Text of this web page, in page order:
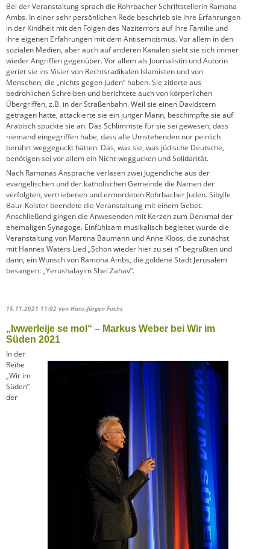
Bei der Veranstaltung sprach die Rohrbacher Schriftstellerin Ramona
Ambs. In einer sehr persönlichen Rede beschrieb sie ihre Erfahrungen
in der Kindheit mit den Folgen des Naziterrors auf ihre Familie und
ihre eigenen Erfahrungen mit dem Antisemitismus. Vor allem in den
sozialen Medien, aber auch auf anderen Kanälen sieht sie sich immer
wieder Angriffen gegenüber. Vor allem als Journalistin und Autorin
geriet sie ins Visier von Rechtsradikalen Islamisten und von
Menschen, die „nichts gegen Juden“ haben. Sie zitierte aus
bedrohlichen Schreiben und berichtete auch von körperlichen
Übergriffen, z.B. in der Straßenbahn. Weil sie einen Davidstern
getragen hatte, attackierte sie ein junger Mann, beschimpfte sie auf
Arabisch spuckte sie an. Das Schlimmste für sie sei gewesen, dass
niemand eingegriffen habe, dass alle Umstehenden nur peinlich
berührt weggeguckt hätten. Das, was sie, was jüdische Deutsche,
benötigen sei vor allem ein Nicht-weggucken und Solidarität.
Nach Ramonas Ansprache verlasen zwei Jugendliche aus der
evangelischen und der katholischen Gemeinde die Namen der
verfolgten, vertriebenen und ermordeten Rohrbacher Juden. Sibylle
Baur-Kolster beendete die Veranstaltung mit einem Gebet.
Anschließend gingen die Anwesenden mit Kerzen zum Denkmal der
ehemaligen Synagoge. Einfühlsam musikalisch begleitet wurde die
Veranstaltung von Martina Baumann und Anne Kloos, die zunächst
mit Hannes Waters Lied „Schön wieder hier zu sei n” begrüßten und
dann, ein Wunsch von Ramona Ambs, die goldene Stadt Jerusalem
besangen: „Yerushalayim Shel Zahav”.
15.11.2021 11:02 von Hans-Jürgen Fuchs
„Iwwerleije se mol“ – Markus Weber bei Wir im
Süden 2021
In der
Reihe
„Wir im
Süden”
der